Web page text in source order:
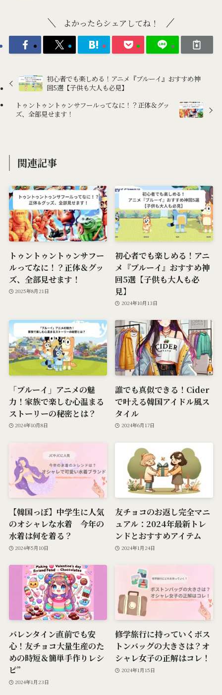
よかったらシェアしてね！
初心者でも楽しめる！アニメ『ブルーイ』おすすめ神
回5選【子供も大人も必見】
トゥントゥントゥンサフールってなに！？正体＆グッ
ズ、全部見せます！
関連記事
トゥントゥントゥンサフー
ルってなに！？正体＆グッ
ズ、全部見せます！
2025年8月21日
初心者でも楽しめる！アニ
メ『ブルーイ』おすすめ神
回5選【子供も大人も必
見】
2024年10月13日
「ブルーイ」アニメの魅
力！家族で楽しむ心温まる
ストーリーの秘密とは？
2024年10月8日
誰でも真似できる！Cider
で叶える韓国アイドル風ス
タイル
2024年6月17日
【韓国っぽ】中学生に人気
のオシャレな水着 今年の
水着は何を着る？
2024年5月10日
友チョコのお返し完全マニ
ュアル：2024年最新トレ
ンドとおすすめアイテム
2024年1月24日
バレンタイン直前でも安
心！友チョコ大量生産のた
めの時短＆簡単手作りレシ
ピ”
2024年1月23日
修学旅行に持っていくボス
トンバッグの大きさは？オ
シャレ女子の正解はコレ！
2024年1月15日